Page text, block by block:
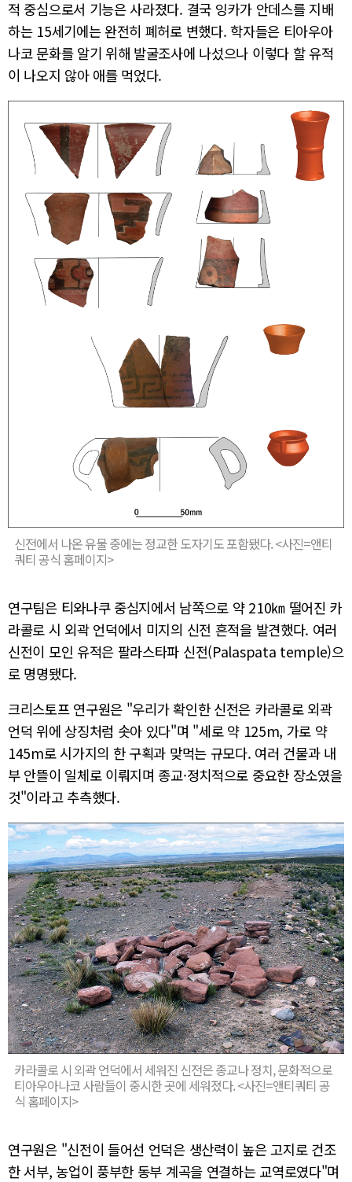
적 중심으로서 기능은 사라졌다. 결국 잉카가 안데스를 지배
하는 15세기에는 완전히 폐허로 변했다. 학자들은 티아우아
나코 문화를 알기 위해 발굴조사에 나섰으나 이렇다 할 유적
이 나오지 않아 애를 먹었다.
신전에서 나온 유물 중에는 정교한 도자기도 포함됐다. <사진=앤티
쿼티 공식 홈페이지>
연구팀은 티와나쿠 중심지에서 남쪽으로 약 210㎞ 떨어진 카
라콜로 시 외곽 언덕에서 미지의 신전 흔적을 발견했다. 여러
신전이 모인 유적은 팔라스타파 신전(Palaspata temple)으
로 명명됐다.
크리스토프 연구원은 "우리가 확인한 신전은 카라콜로 외곽
언덕 위에 상징처럼 솟아 있다"며 "세로 약 125m, 가로 약
145m로 시가지의 한 구획과 맞먹는 규모다. 여러 건물과 내
부 안뜰이 일체로 이뤄지며 종교·정치적으로 중요한 장소였을
것"이라고 추측했다.
카라콜로 시 외곽 언덕에서 세워진 신전은 종교나 정치, 문화적으로
티아우아나코 사람들이 중시한 곳에 세워졌다. <사진=앤티쿼티 공
식 홈페이지>
연구원은 "신전이 들어선 언덕은 생산력이 높은 고지로 건조
한 서부, 농업이 풍부한 동부 계곡을 연결하는 교역로였다"며